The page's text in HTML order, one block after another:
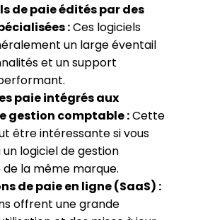
de paie édités par des
:Ces logiciels
un large éventail
et un support
paie intégrés aux
gestion comptable :Cette
être intéressante si vous
un logiciel de gestion
la même marque.
de paie en ligne (SaaS) :
offrent une grande